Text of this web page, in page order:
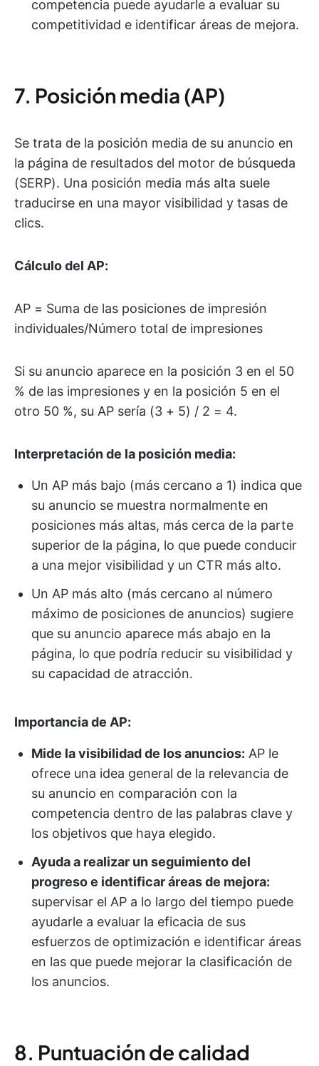
competencia puede ayudarle a evaluar su
competitividad e identificar áreas de mejora.
7. Posición media (AP)
Se trata de la posición media de su anuncio en
la página de resultados del motor de búsqueda
(SERP). Una posición media más alta suele
traducirse en una mayor visibilidad y tasas de
clics.
Cálculo del AP:
AP = Suma de las posiciones de impresión
individuales/Número total de impresiones
Si su anuncio aparece en la posición 3 en el 50
% de las impresiones y en la posición 5 en el
otro 50 %, su AP sería (3 + 5) / 2 = 4.
Interpretación de la posición media:
Un AP más bajo (más cercano a 1) indica que
su anuncio se muestra normalmente en
posiciones más altas, más cerca de la parte
superior de la página, lo que puede conducir
a una mejor visibilidad y un CTR más alto.
Un AP más alto (más cercano al número
máximo de posiciones de anuncios) sugiere
que su anuncio aparece más abajo en la
página, lo que podría reducir su visibilidad y
su capacidad de atracción.
Importancia de AP:
Mide la visibilidad de los anuncios: AP le
ofrece una idea general de la relevancia de
su anuncio en comparación con la
competencia dentro de las palabras clave y
los objetivos que haya elegido.
Ayuda a realizar un seguimiento del
progreso e identificar áreas de mejora:
supervisar el AP a lo largo del tiempo puede
ayudarle a evaluar la eficacia de sus
esfuerzos de optimización e identificar áreas
en las que puede mejorar la clasificación de
los anuncios.
8. Puntuación de calidad